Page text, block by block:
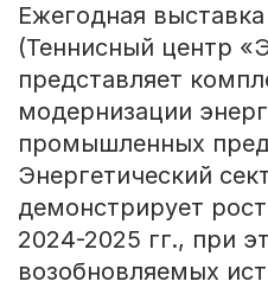
Ежегодная
(Теннисный центр
представляет
модернизации
промышленных
Энергетический
демонстрирует
2024-2025 гг., при
возобновляемых